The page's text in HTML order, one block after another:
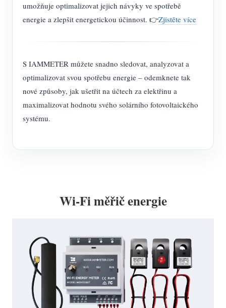
umožňuje optimalizovat jejich návyky ve spotřebě
energie a zlepšit energetickou účinnost. 👉Zjistěte více
S IAMMETER můžete snadno sledovat, analyzovat a
optimalizovat svou spotřebu energie – odemknete tak
nové způsoby, jak ušetřit na účtech za elektřinu a
maximalizovat hodnotu svého solárního fotovoltaického
systému.
Wi-Fi měřič energie